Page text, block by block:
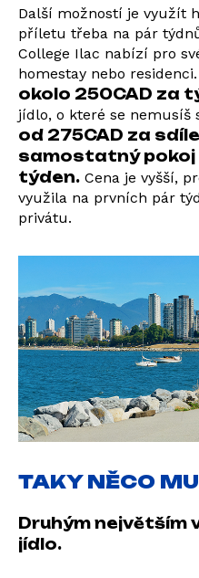
Další možností je využít
příletu třeba na pár
College Ilac nabízí pro
homestay nebo
okolo 250CAD za
jídlo, o které se nemusíš
od 275CAD za
samostatný pokoj
týden. Cena je vyšší,
využila na prvních pár
privátu.
TAKY NĚCO
Druhým největším
jídlo.